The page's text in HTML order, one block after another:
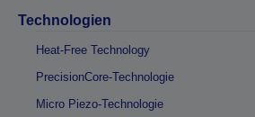
Technologien
Heat-Free Technology
PrecisionCore-Technologie
Micro Piezo-Technologie